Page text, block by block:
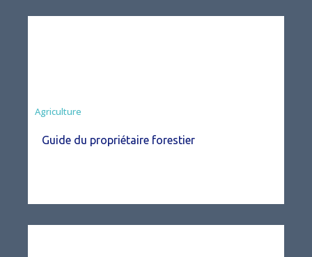
Agriculture
Guide du propriétaire forestier